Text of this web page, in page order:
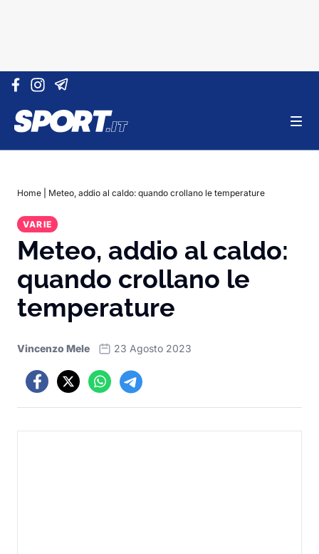
Vai al contenuto
Home Meteo, addio al caldo: quando crollano le temperature
VARIE
Meteo, addio al caldo:
quando crollano le
temperature
Vincenzo Mele 23 Agosto 2023